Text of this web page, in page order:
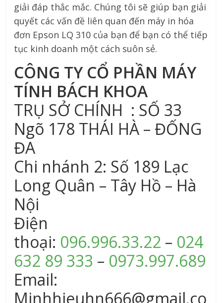
giải đáp thắc mắc. Chúng tôi sẽ giúp bạn giải
quyết các vấn đề liên quan đến máy in hóa
đơn Epson LQ 310 của bạn để bạn có thể tiếp
tục kinh doanh một cách suôn sẻ.
CÔNG TY CỔ PHẦN MÁY
TÍNH BÁCH KHOA
TRỤ SỞ CHÍNH : SỐ 33
Ngõ 178 THÁI HÀ – ĐỐNG
ĐA
Chi nhánh 2: Số 189 Lạc
Long Quân – Tây Hồ – Hà
Nội
Điện
thoại: 096.996.33.22 – 024
632 89 333 – 0973.997.689
Email:
Minhhieuhn666@gmail.co